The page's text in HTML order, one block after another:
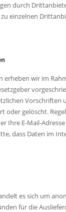
durch
einzelnen
erheben wir im
Vorschriften
oder gelöscht.
Ihre E-Mail-
dass Daten im
es sich um
für die